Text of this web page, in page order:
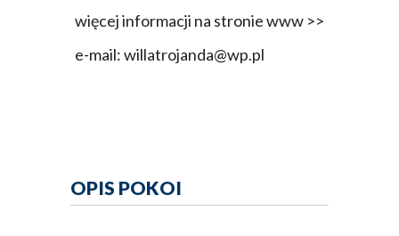
więcej informacji na stronie www >>
e-mail: willatrojanda@wp.pl
OPIS POKOI